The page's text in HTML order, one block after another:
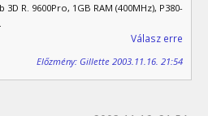
3D R. 9600Pro, 1GB RAM (400MHz), P380-
Válasz erre
Előzmény: Gillette 2003.11.16. 21:54